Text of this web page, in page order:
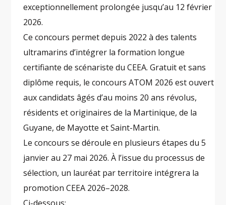
exceptionnellement prolongée jusqu’au 12 février
2026.
Ce concours permet depuis 2022 à des talents
ultramarins d’intégrer la formation longue
certifiante de scénariste du CEEA. Gratuit et sans
diplôme requis, le concours ATOM 2026 est ouvert
aux candidats âgés d’au moins 20 ans révolus,
résidents et originaires de la Martinique, de la
Guyane, de Mayotte et Saint-Martin.
Le concours se déroule en plusieurs étapes du 5
janvier au 27 mai 2026. À l’issue du processus de
sélection, un lauréat par territoire intégrera la
promotion CEEA 2026–2028.